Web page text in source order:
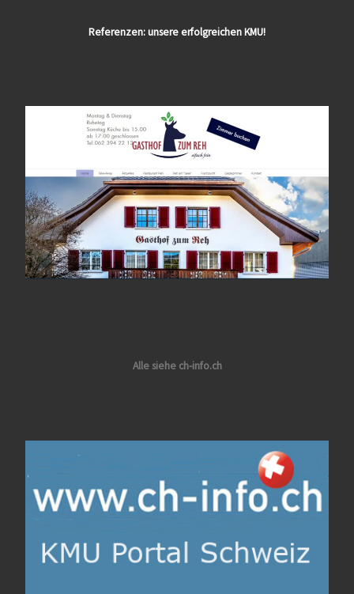
Referenzen: unsere erfolgreichen KMU!
Alle siehe ch-info.ch